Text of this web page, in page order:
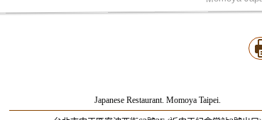
Japanese Restaurant. Momoya Taipei.